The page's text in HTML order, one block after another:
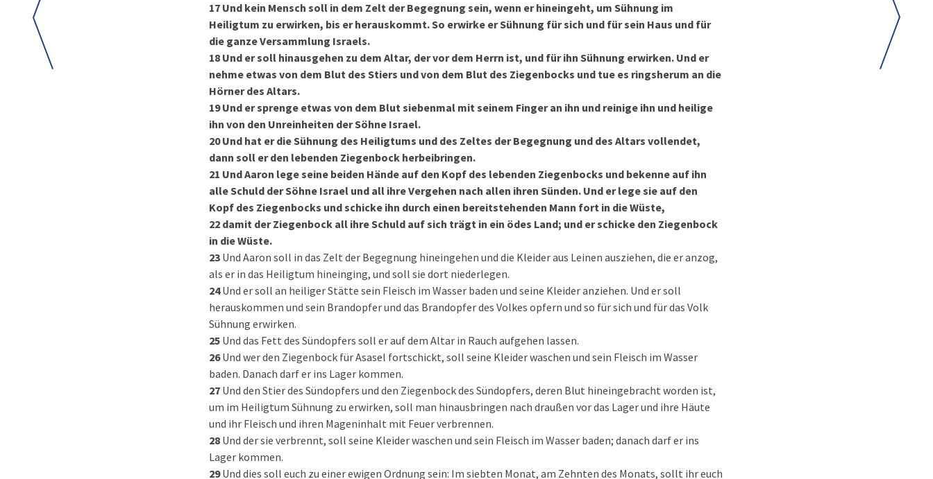
17 Und kein Mensch soll in dem Zelt der Begegnung sein, wenn er hineingeht, um Sühnung im
Heiligtum zu erwirken, bis er herauskommt. So erwirke er Sühnung für sich und für sein Haus und für
die ganze Versammlung Israels.
18 Und er soll hinausgehen zu dem Altar, der vor dem Herrn ist, und für ihn Sühnung erwirken. Und er
nehme etwas von dem Blut des Stiers und von dem Blut des Ziegenbocks und tue es ringsherum an die
Hörner des Altars.
19Und er sprenge etwas von dem Blut siebenmal mit seinem Finger an ihn und reinige ihn und heilige
ihn von den Unreinheiten der Söhne Israel.
20Und hat er die Sühnung des Heiligtums und des Zeltes der Begegnung und des Altars vollendet,
dann soll er den lebenden Ziegenbock herbeibringen.
21 Und Aaron lege seine beiden Hände auf den Kopf des lebenden Ziegenbocks und bekenne auf ihn
alle Schuld der Söhne Israel und all ihre Vergehen nach allen ihren Sünden. Und er lege sie auf den
Kopf des Ziegenbocks und schicke ihn durch einen bereitstehenden Mann fort in die Wüste,
22 damit der Ziegenbock all ihre Schuld auf sich trägt in ein ödes Land; und er schicke den Ziegenbock
in die Wüste.
23 Und Aaron soll in das Zelt der Begegnung hineingehen und die Kleider aus Leinen ausziehen, die er anzog,
als er in das Heiligtum hineinging, und soll sie dort niederlegen.
24Und er soll an heiliger Stätte sein Fleisch im Wasser baden und seine Kleider anziehen. Und er soll
herauskommen und sein Brandopfer und das Brandopfer des Volkes opfern und so für sich und für das Volk
Sühnung erwirken.
25 Und das Fett des Sündopfers soll er auf dem Altar in Rauch aufgehen lassen.
26Und wer den Ziegenbock für Asasel fortschickt, soll seine Kleider waschen und sein Fleisch im Wasser
baden. Danach darf er ins Lager kommen.
27 Und den Stier des Sündopfers und den Ziegenbock des Sündopfers, deren Blut hineingebracht worden ist,
um im Heiligtum Sühnung zu erwirken, soll man hinausbringen nach draußen vor das Lager und ihre Häute
und ihr Fleisch und ihren Mageninhalt mit Feuer verbrennen.
28 Und der sie verbrennt, soll seine Kleider waschen und sein Fleisch im Wasser baden; danach darf er ins
Lager kommen.
29Und dies soll euch zu einer ewigen Ordnung sein: Im siebten Monat, am Zehnten des Monats, sollt ihr euch